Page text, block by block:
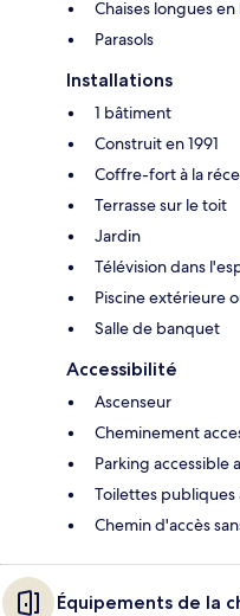
Chaises longues
Parasols
Installations
1 bâtiment
Construit en 1991
Coffre-fort à la
Terrasse sur le toit
Jardin
Télévision dans
Piscine extérieure
Salle de banquet
Accessibilité
Ascenseur
Cheminement
Parking accessible
Toilettes publiques
Chemin d'accès
Équipements de la